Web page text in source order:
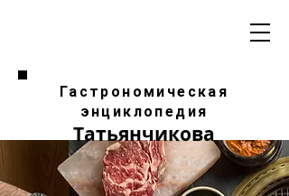
Гастрономическая
энциклопедия
Татьянчикова